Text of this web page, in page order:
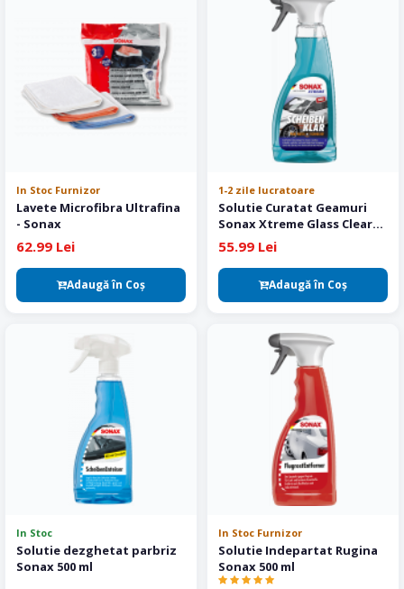
In Stoc Furnizor
Lavete Microfibra Ultrafina
- Sonax
62.99 Lei
Adaugă în Coş
1-2 zile lucratoare
Solutie Curatat Geamuri
Sonax Xtreme Glass Clear
NanoPro 500 ml
55.99 Lei
Adaugă în Coş
In Stoc
Solutie dezghetat parbriz
Sonax 500 ml
In Stoc Furnizor
Solutie Indepartat Rugina
Sonax 500 ml